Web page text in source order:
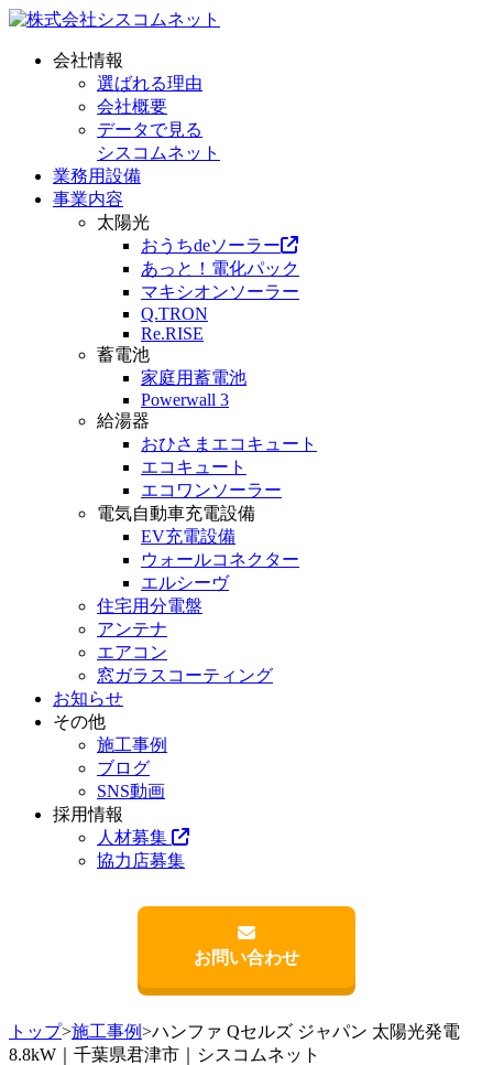
会社情報
選ばれる理由
会社概要
データで見る
シスコムネット
業務用設備
事業内容
太陽光
おうちdeソーラー
あっと！電化パック
マキシオンソーラー
Q.TRON
Re.RISE
蓄電池
家庭用蓄電池
Powerwall 3
給湯器
おひさまエコキュート
エコキュート
エコワンソーラー
電気自動車充電設備
EV充電設備
ウォールコネクター
エルシーヴ
住宅用分電盤
アンテナ
エアコン
窓ガラスコーティング
お知らせ
その他
施工事例
ブログ
SNS動画
採用情報
人材募集
協力店募集
お問い合わせ
トップ>施工事例>ハンファ Qセルズ ジャパン 太陽光発電
8.8kW｜千葉県君津市｜シスコムネット